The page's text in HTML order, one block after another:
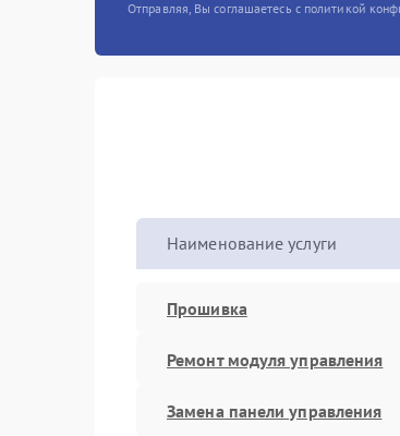
Отправляя, Вы соглашаетесь с политикой
Наименование услуги
Прошивка
Ремонт модуля управления
Замена панели управления